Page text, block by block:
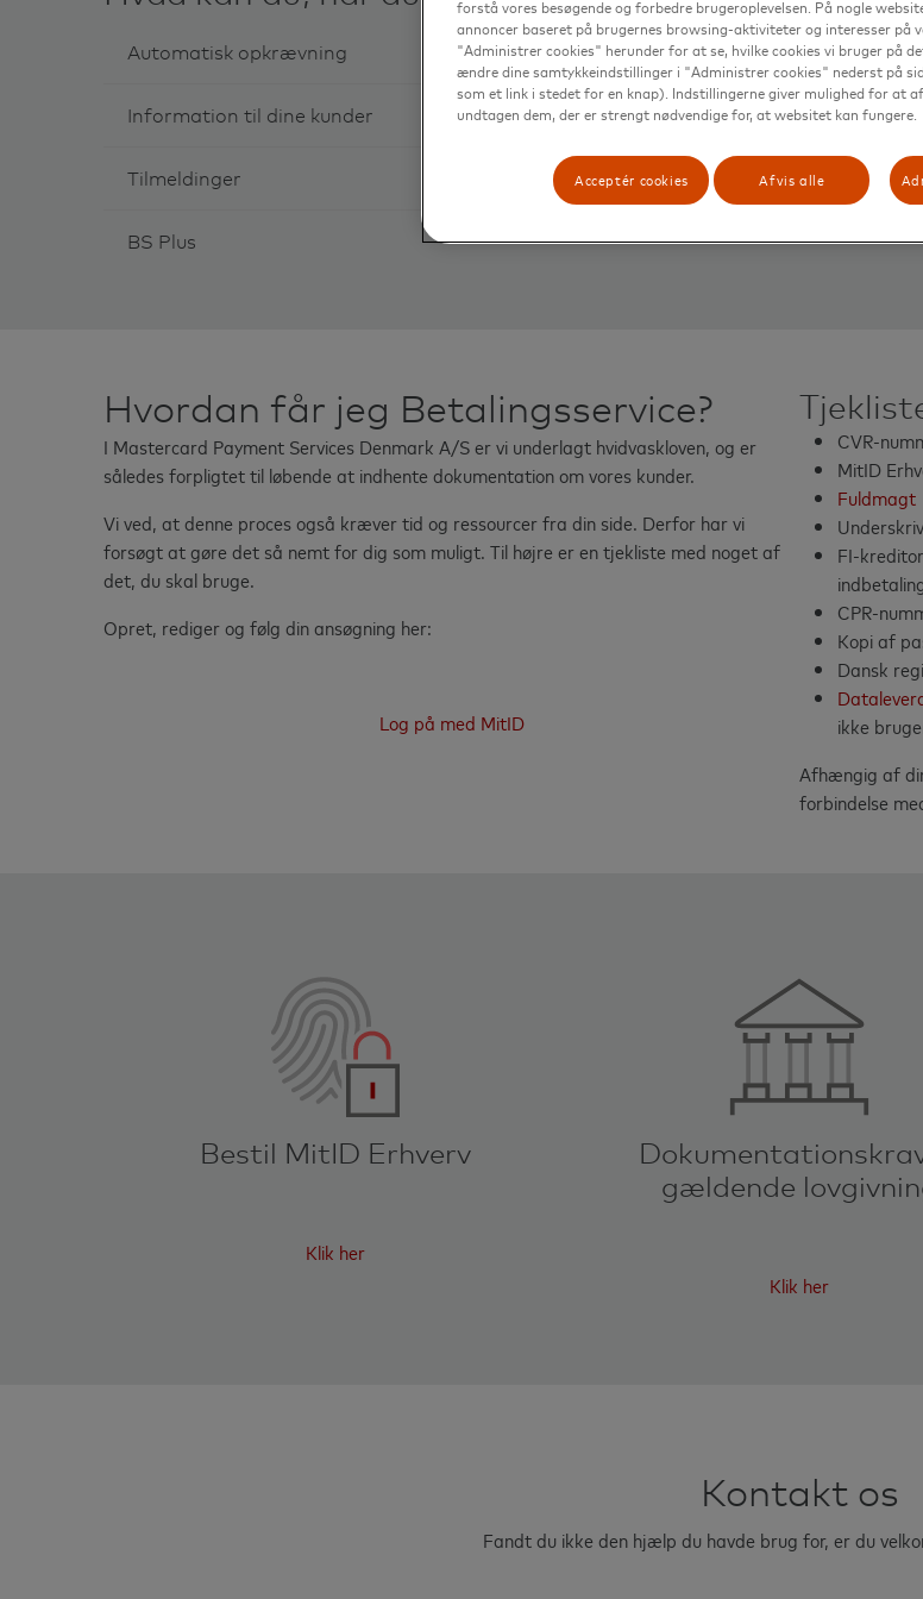
Automatisk opkrævning
Information til dine kunder
Tilmeldinger
BS Plus
Hvordan får jeg Betalingsservice?
I Mastercard Payment Services Denmark A/S er vi underlagt hvidvaskloven, og er
således forpligtet til løbende at indhente dokumentation om vores kunder.
Vi ved, at denne proces også kræver tid og ressourcer fra din side. Derfor har vi
forsøgt at gøre det så nemt for dig som muligt. Til højre er en tjekliste med noget af
det, du skal bruge.
Opret, rediger og følg din ansøgning her:
Log på med MitID
CVR-
MitID
Fuldmagt
FI-
CPR-
Kopi af
Dansk
ikke
Afhængig af
forbindelse
Bestil MitID Erhverv
Klik her
gældende
Klik her
Kontakt os
Fandt du ikke den hjælp du havde brug for, er du
forstå vores besøgende og forbedre brugeroplevelsen. På nogle
annoncer baseret på brugernes browsing-aktiviteter og interesser på
"Administrer cookies" herunder for at se, hvilke cookies vi bruger på
ændre dine samtykkeindstillinger i "Administrer cookies" nederst på
som et link i stedet for en knap). Indstillingerne giver mulighed for at
undtagen dem, der er strengt nødvendige for, at websitet kan fungere.
Acceptér cookies Afvis alle